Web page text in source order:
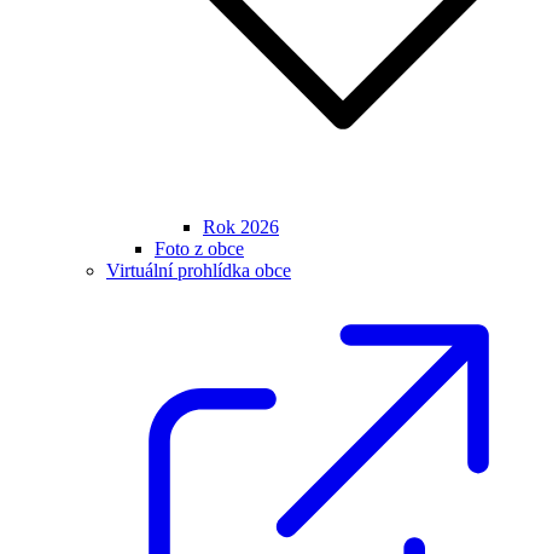
Rok 2026
Foto z obce
Virtuální prohlídka obce